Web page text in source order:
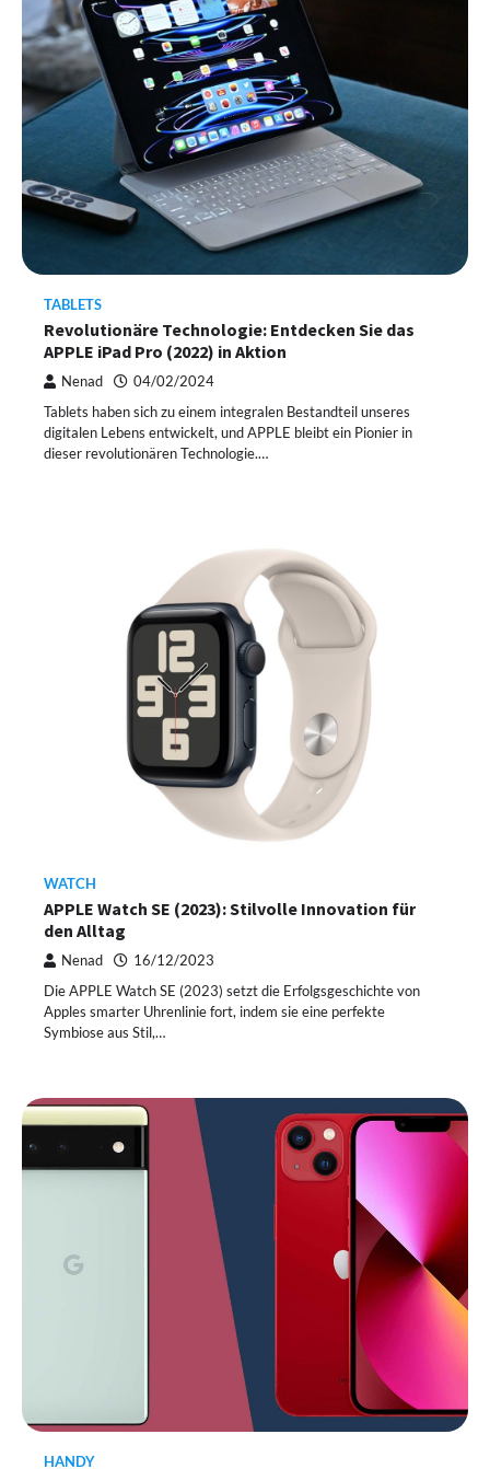
TABLETS
Revolutionäre Technologie: Entdecken Sie das
APPLE iPad Pro (2022) in Aktion
Nenad 04/02/2024
Tablets haben sich zu einem integralen Bestandteil unseres
digitalen Lebens entwickelt, und APPLE bleibt ein Pionier in
dieser revolutionären Technologie.…
WATCH
APPLE Watch SE (2023): Stilvolle Innovation für
den Alltag
Nenad 16/12/2023
Die APPLE Watch SE (2023) setzt die Erfolgsgeschichte von
Apples smarter Uhrenlinie fort, indem sie eine perfekte
Symbiose aus Stil,…
HANDY